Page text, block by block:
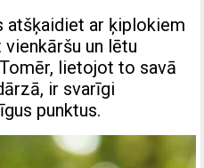
atšķaidiet ar ķiplokiem
un lētu
lietojot to savā
ir svarīgi
punktus.